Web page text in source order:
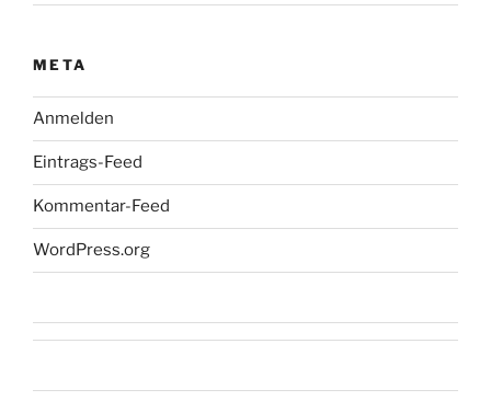
META
Anmelden
Eintrags-Feed
Kommentar-Feed
WordPress.org